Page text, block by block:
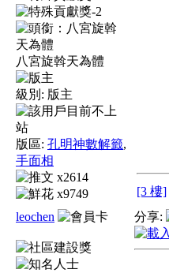
八宮旋斡天為體
級別: 版主
版區: 孔明神數解籤,
手面相
x2614
x9749
[3 樓]
leochen
分享: